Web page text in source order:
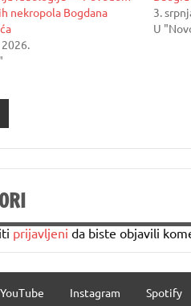
nekropola Bogdana
3.
U
prijavljeni da biste objavili
YouTube Instagram Spotify